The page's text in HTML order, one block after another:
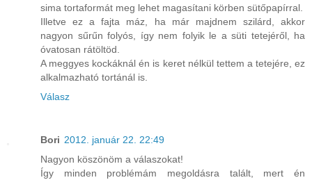
sima tortaformát meg lehet magasítani körben sütőpapírral.
Illetve ez a fajta máz, ha már majdnem szilárd, akkor
nagyon sűrűn folyós, így nem folyik le a süti tetejéről, ha
óvatosan rátöltöd.
A meggyes kockáknál én is keret nélkül tettem a tetejére, ez
alkalmazható tortánál is.
Válasz
Bori 2012. január 22. 22:49
Nagyon köszönöm a válaszokat!
Így minden problémám megoldásra talált, mert én